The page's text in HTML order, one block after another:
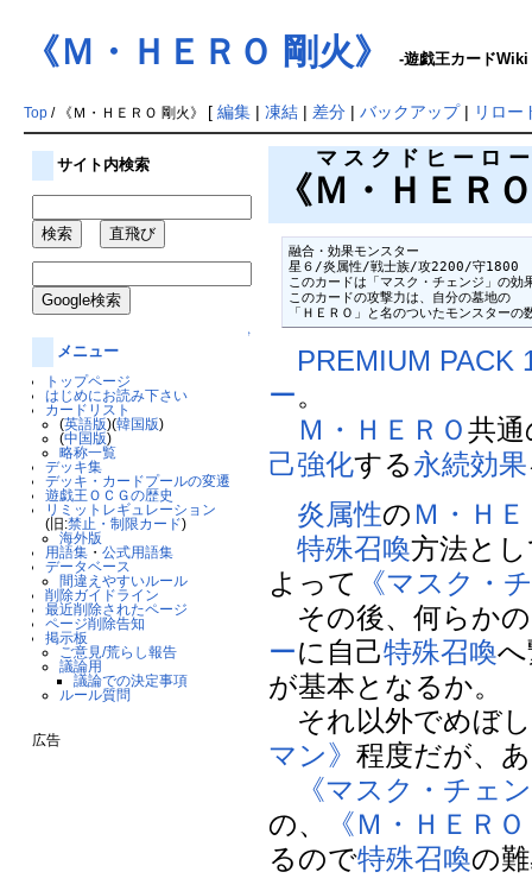
《Ｍ・ＨＥＲＯ 剛火》 -遊戯王カードWiki
Top/ 《Ｍ・ＨＥＲＯ 剛火》 [ 編集| 凍結| 差分| バックアップ| リロー
サイト内検索
↑
メニュー
トップページ
はじめにお読み下さい
カードリスト
(英語版)(韓国版)
(中国版)
略称一覧
デッキ集
デッキ・カードプールの変遷
遊戯王ＯＣＧの歴史
リミットレギュレーション
(旧:禁止・制限カード)
海外版
用語集 ・公式用語集
データベース
間違えやすいルール
削除ガイドライン
最近削除されたページ
ページ削除告知
掲示板
ご意見/荒らし報告
議論用
議論での決定事項
ルール質問
広告
《Ｍ・ＨＥＲＯ
マスクドヒーロー
融合・効果モンスター
星６/炎属性/戦士族/攻2200/守1800
このカードは「マスク・チェンジ」の効
このカードの攻撃力は、自分の墓地の
「ＨＥＲＯ」と名のついたモンスター
PREMIUM PACK
ー。
Ｍ・ＨＥＲＯ共通
己強化する永続効果
炎属性の Ｍ・Ｈ
特殊召喚方法と
よって
《マスク・
その後、何らかの
ーに自己特殊召喚
が基本となるか。
それ以外でめぼ
マン》程度だが、
《マスク・チェ
の、
《Ｍ・ＨＥＲ
るので特殊召喚の